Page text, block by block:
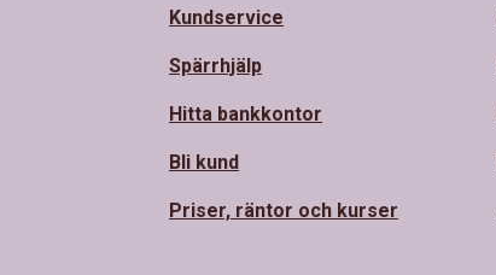
Kundservice
Spärrhjälp
Hitta bankkontor
Bli kund
Priser, räntor och kurser